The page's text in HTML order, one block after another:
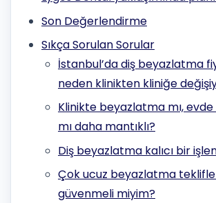
Son Değerlendirme
Sıkça Sorulan Sorular
İstanbul’da diş beyazlatma
neden klinikten kliniğe
Klinikte beyazlatma mı,
mı daha mantıklı?
Diş beyazlatma kalıcı bir
Çok ucuz beyazlatma
güvenmeli miyim?